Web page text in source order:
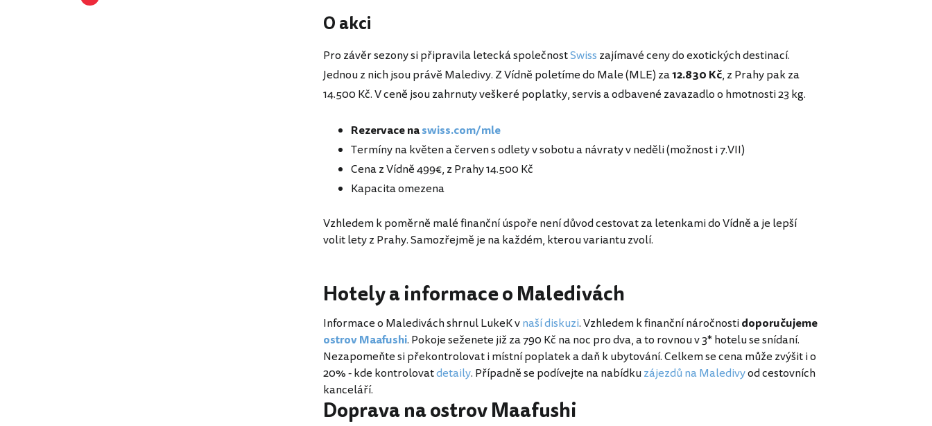
O akci
Pro závěr sezony si připravila letecká společnostSwiss zajímavé ceny do exotických destinací.
Jednou z nich jsou právě Maledivy. Z Vídně poletíme do Male (MLE) za12.830 Kč, z Prahy pak za
14.500 Kč. V ceně jsou zahrnuty veškeré poplatky, servis a odbavené zavazadlo o hmotnosti 23 kg.
Rezervace naswiss.com/mle
Termíny na květen a červen s odlety v sobotu a návraty v neděli (možnost i 7.VII)
Cena z Vídně 499€, z Prahy 14.500 Kč
Kapacita omezena
Vzhledem k poměrně malé finanční úspoře není důvod cestovat za letenkami do Vídně a je lepší
volit lety z Prahy. Samozřejmě je na každém, kterou variantu zvolí.
Hotely a informace o Maledivách
Informace o Maledivách shrnul LukeK vnaší diskuzi. Vzhledem k finanční náročnostidoporučujeme
ostrov Maafushi. Pokoje seženete již za 790 Kč na noc pro dva, a to rovnou v 3* hotelu se snídaní.
Nezapomeňte si překontrolovat i místní poplatek a daň k ubytování. Celkem se cena může zvýšit i o
20% - kde kontrolovatdetaily. Případně se podívejte na nabídkuzájezdů na Maledivyod cestovních
kanceláří.
Doprava na ostrov Maafushi